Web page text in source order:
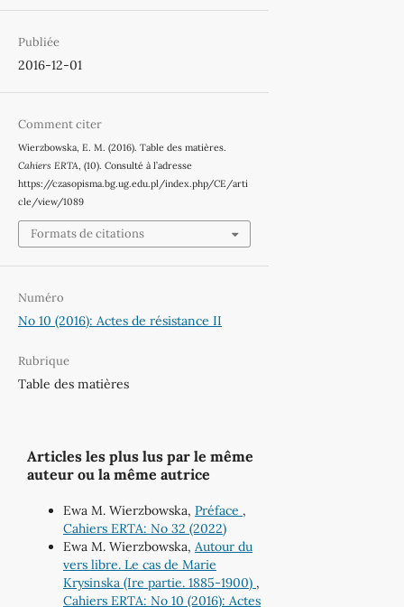
Publiée
2016-12-01
Comment citer
Wierzbowska, E. M. (2016). Table des matières.
Cahiers ERTA, (10). Consulté à l’adresse
https://czasopisma.bg.ug.edu.pl/index.php/CE/arti
cle/view/1089
Formats de citations
Numéro
No 10 (2016): Actes de résistance II
Rubrique
Table des matières
Articles les plus lus par le même
auteur ou la même autrice
Ewa M. Wierzbowska, Préface ,
Cahiers ERTA: No 32 (2022)
Ewa M. Wierzbowska, Autour du
vers libre. Le cas de Marie
Krysinska (Ire partie. 1885-1900) ,
Cahiers ERTA: No 10 (2016): Actes